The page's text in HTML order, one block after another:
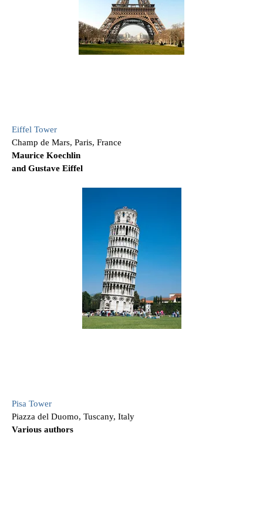
Eiffel Tower
Champ de Mars, Paris, France
Maurice Koechlin
and Gustave Eiffel
Pisa Tower
Piazza del Duomo, Tuscany, Italy
Various authors